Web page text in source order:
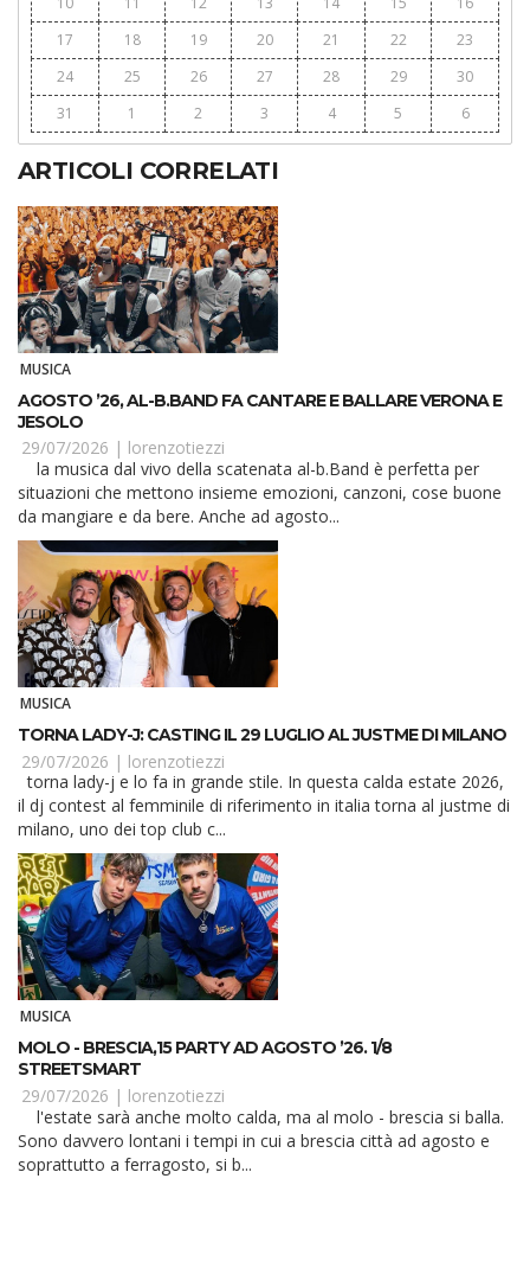
17
18 19 20 21 22
23
24
25 26 27 28 29
30
31
1 2 3 4 5 6
ARTICOLI CORRELATI
MUSICA
AGOSTO ’26, AL-B.BAND FA CANTARE E BALLARE VERONA E
JESOLO
29/07/2026 | lorenzotiezzi
situazioni che mettono insieme emozioni, canzoni, cose buone
da mangiare e da bere. Anche ad agosto...
MUSICA
TORNA LADY-J: CASTING IL 29 LUGLIO AL JUSTME DI MILANO
29/07/2026 | lorenzotiezzi
torna lady-j e lo fa in grande stile. In questa calda estate 2026,
il dj contest al femminile di riferimento in italia torna al justme di
milano, uno dei top club c...
MUSICA
MOLO - BRESCIA,15 PARTY AD AGOSTO ’26. 1/8
STREETSMART
29/07/2026 | lorenzotiezzi
Sono davvero lontani i tempi in cui a brescia città ad agosto e
soprattutto a ferragosto, si b...